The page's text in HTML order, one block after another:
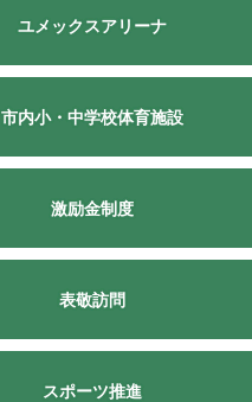
ユメックスアリーナ
市内小・中学校体育施設
激励金制度
表敬訪問
スポーツ推進